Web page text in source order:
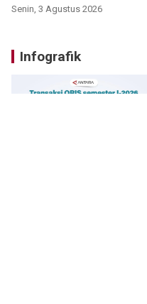
Senin, 3 Agustus 2026
Infografik